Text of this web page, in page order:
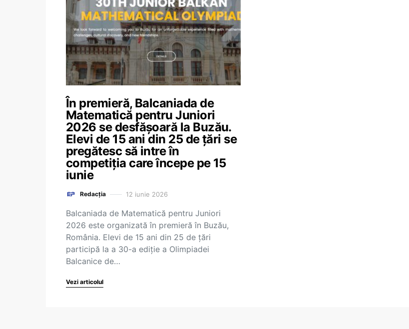
În premieră, Balcaniada de
Matematică pentru Juniori
2026 se desfășoară la Buzău.
Elevi de 15 ani din 25 de țări se
pregătesc să intre în
competiția care începe pe 15
iunie
Redacția 12 iunie 2026
Balcaniada de Matematică pentru Juniori
2026 este organizată în premieră în Buzău,
România. Elevi de 15 ani din 25 de țări
participă la a 30-a ediție a Olimpiadei
Balcanice de…
Vezi articolul